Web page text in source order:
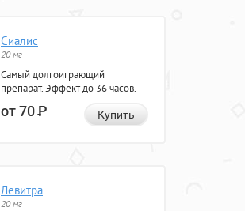
Сиалис
20 мг
Самый долгоиграющий
препарат. Эффект до 36 часов.
от 70Р Купить
Левитра
20 мг